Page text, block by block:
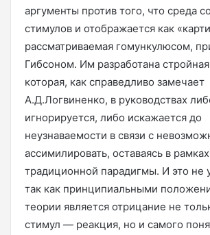
аргументы против того, что среда
стимулов и отображается как
рассматриваемая гомункулюсом,
Гибсоном. Им разработана
которая, как справедливо замечает
А.Д.Логвиненко, в руководствах
игнорируется, либо искажается до
неузнаваемости в связи с
ассимилировать, оставаясь в рамках
традиционной парадигмы. И это не
так как принципиальными
теории является отрицание не
стимул — реакция, но и самого